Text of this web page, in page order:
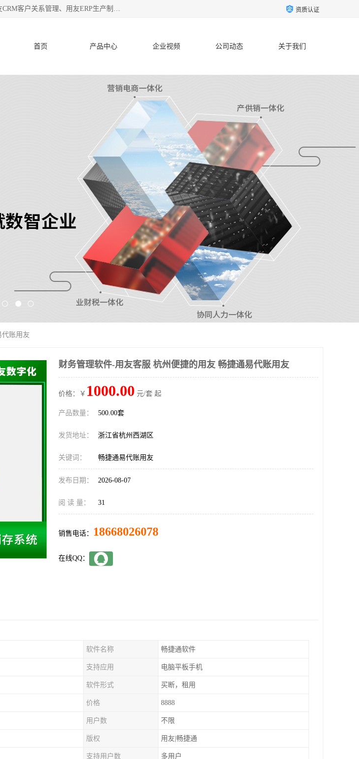
杭州协友软件有限公司主营：用友财务软件、用友进销存软件、用友OA办公自动化、用友CRM客户关系管理、用友ERP生产制造管理等;是一家用友管理软件咨询服务商。自创立至今，一直致力于为客户提供顾问式ERP管理解决方案务，为企业提供了财务管理、供应链和物流管理、生产制造管理、管理、知识与协同管理、客户关系管理等信息化建设领域的应用。 资质认证
首页 产品中心 企业视频 公司动态 关于我们
账用友
财务管理软件-用友客服 杭州便捷的用友 畅捷通易代账用友
价格：￥ 1000.00 元/套 起
产品数量： 500.00套
发货地址： 浙江省杭州西湖区
关键词： 畅捷通易代账用友
发布日期： 2026-08-07
阅 读 量： 31
销售电话： 18668026078
在线QQ：
软件名称 畅捷通软件
支持应用 电脑平板手机
软件形式 买断，租用
价格 8888
用户数 不限
版权 用友|畅捷通
支持用户数 多用户